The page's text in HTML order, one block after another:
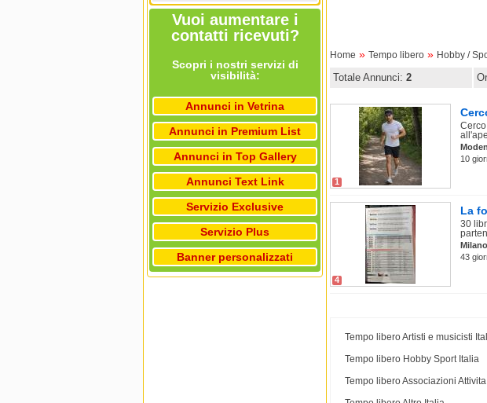
Vuoi aumentare i
contatti ricevuti?
Scopri i nostri servizi di
visibilità:
Annunci in Vetrina
Annunci in Premium List
Annunci in Top Gallery
Annunci Text Link
Servizio Exclusive
Servizio Plus
Banner personalizzati
Home » Tempo libero » Hobby /
Totale Annunci: 2
1
10
4
La
30
43
Tempo libero Artisti e musicisti
Tempo libero Hobby Sport Italia
Tempo libero Associazioni